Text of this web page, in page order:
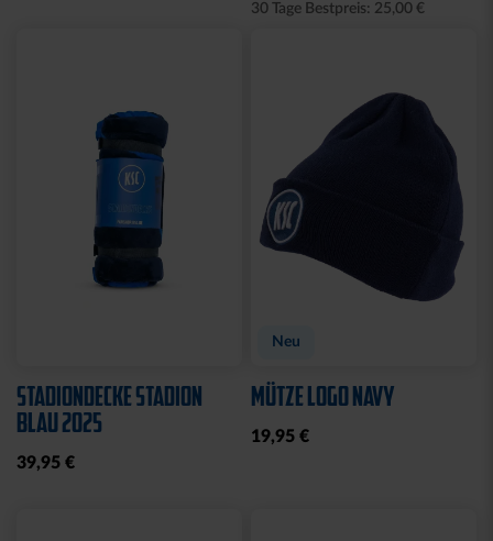
30 Tage Bestpreis: 25,00 €
STADIONDECKE STADION
BLAU 2025
39,95 €
Neu
MÜTZE LOGO NAVY
19,95 €